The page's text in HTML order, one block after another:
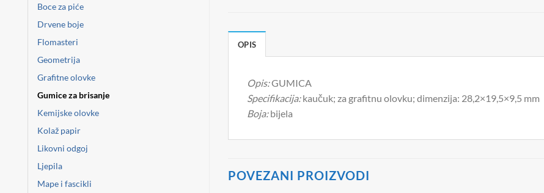
Boce za piće
Drvene boje
Flomasteri
Geometrija
Grafitne olovke
Gumice za brisanje
Kemijske olovke
Kolaž papir
Likovni odgoj
Ljepila
Mape i fascikli
OPIS
Opis:GUMICA
Specifikacija:kaučuk; za grafitnu olovku; dimenzija: 28,2×19,5×9,5 mm
Boja:bijela
POVEZANI PROIZVODI